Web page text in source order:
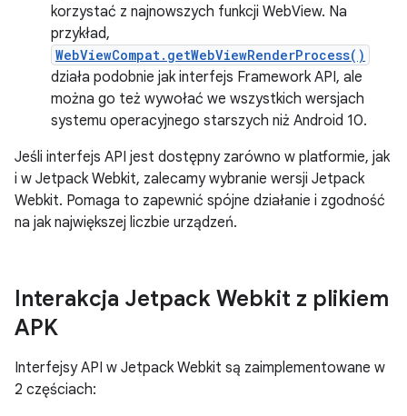
korzystać z najnowszych funkcji WebView. Na
przykład,
WebViewCompat.getWebViewRenderProcess()
działa podobnie jak interfejs Framework API, ale
można go też wywołać we wszystkich wersjach
systemu operacyjnego starszych niż Android 10.
Jeśli interfejs API jest dostępny zarówno w platformie, jak
i w Jetpack Webkit, zalecamy wybranie wersji Jetpack
Webkit. Pomaga to zapewnić spójne działanie i zgodność
na jak największej liczbie urządzeń.
Interakcja Jetpack Webkit z plikiem
APK
Interfejsy API w Jetpack Webkit są zaimplementowane w
2 częściach: